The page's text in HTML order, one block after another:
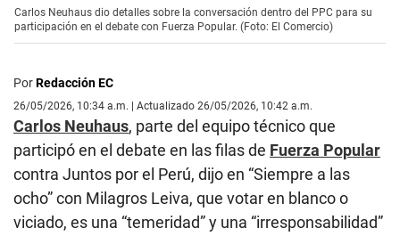
Carlos Neuhaus dio detalles sobre la conversación dentro del PPC para su
participación en el debate con Fuerza Popular. (Foto: El Comercio)
PorRedacción EC
26/05/2026, 10:34 a.m. | Actualizado 26/05/2026, 10:42 a.m.
Carlos Neuhaus, parte del equipo técnico que
participó en el debate en las filas de Fuerza Popular
contra Juntos por el Perú, dijo en “Siempre a las
ocho” con Milagros Leiva, que votar en blanco o
viciado, es una “temeridad” y una “irresponsabilidad”